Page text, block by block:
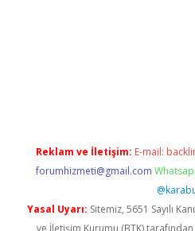
Reklam ve İletişim: E-mail:
forumhizmeti@gmail.com
Yasal Uyarı: Sitemiz, 5651 Sayılı
ve İletişim Kurumu (BTK) tarafından